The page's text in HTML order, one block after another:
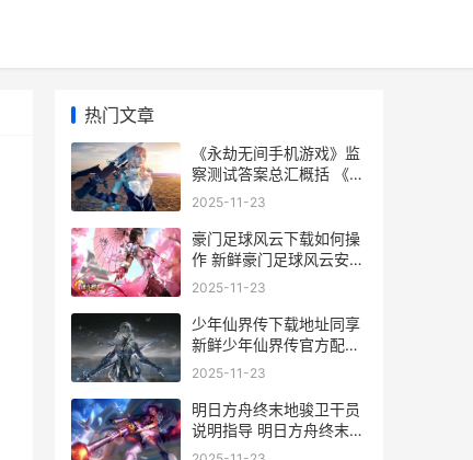
热门文章
《永劫无间手机游戏》监
察测试答案总汇概括 《永
劫无间手机壁纸高清
2025-11-23
豪门足球风云下载如何操
作 新鲜豪门足球风云安卓
配置包下载地址盘点 豪门
2025-11-23
少年仙界传下载地址同享
新鲜少年仙界传官方配置
包 少年仙界传下载官服
2025-11-23
明日方舟终末地骏卫干员
说明指导 明日方舟终末地
什么时候上线